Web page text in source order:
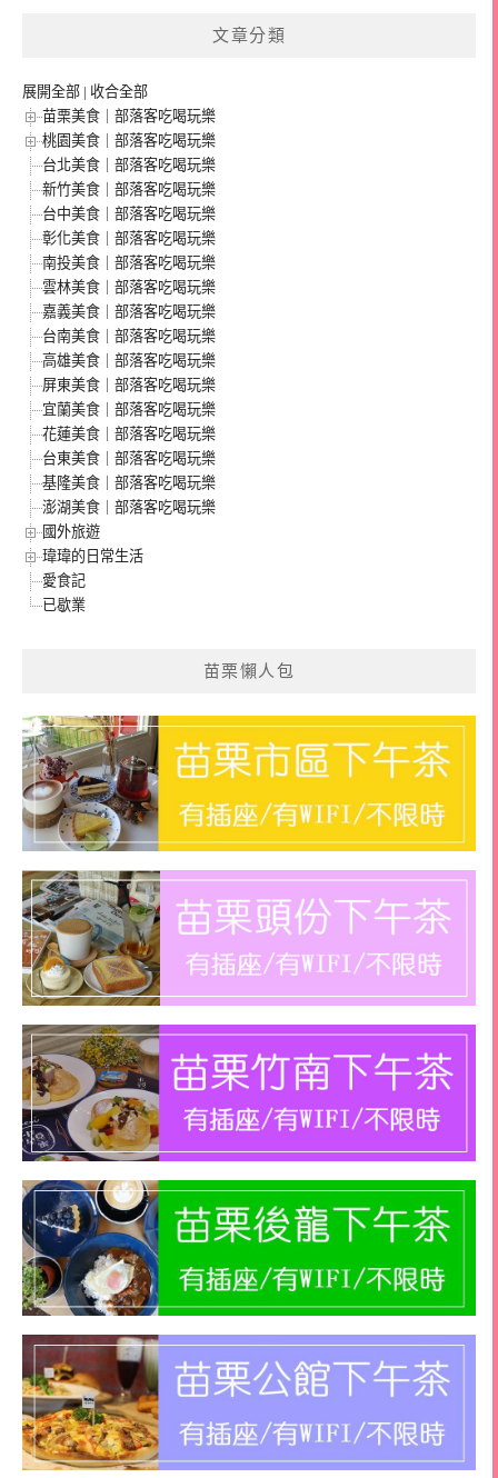
文章分類
展開全部 | 收合全部
苗栗美食｜部落客吃喝玩樂
桃園美食｜部落客吃喝玩樂
台北美食｜部落客吃喝玩樂
新竹美食｜部落客吃喝玩樂
台中美食｜部落客吃喝玩樂
彰化美食｜部落客吃喝玩樂
南投美食｜部落客吃喝玩樂
雲林美食｜部落客吃喝玩樂
嘉義美食｜部落客吃喝玩樂
台南美食｜部落客吃喝玩樂
高雄美食｜部落客吃喝玩樂
屏東美食｜部落客吃喝玩樂
宜蘭美食｜部落客吃喝玩樂
花蓮美食｜部落客吃喝玩樂
台東美食｜部落客吃喝玩樂
基隆美食｜部落客吃喝玩樂
澎湖美食｜部落客吃喝玩樂
國外旅遊
瑋瑋的日常生活
愛食記
已歇業
苗栗懶人包